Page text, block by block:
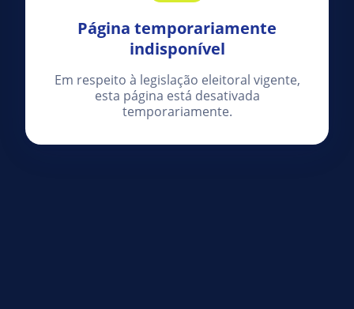
Página temporariamente
indisponível
Em respeito à legislação eleitoral vigente,
esta página está desativada
temporariamente.